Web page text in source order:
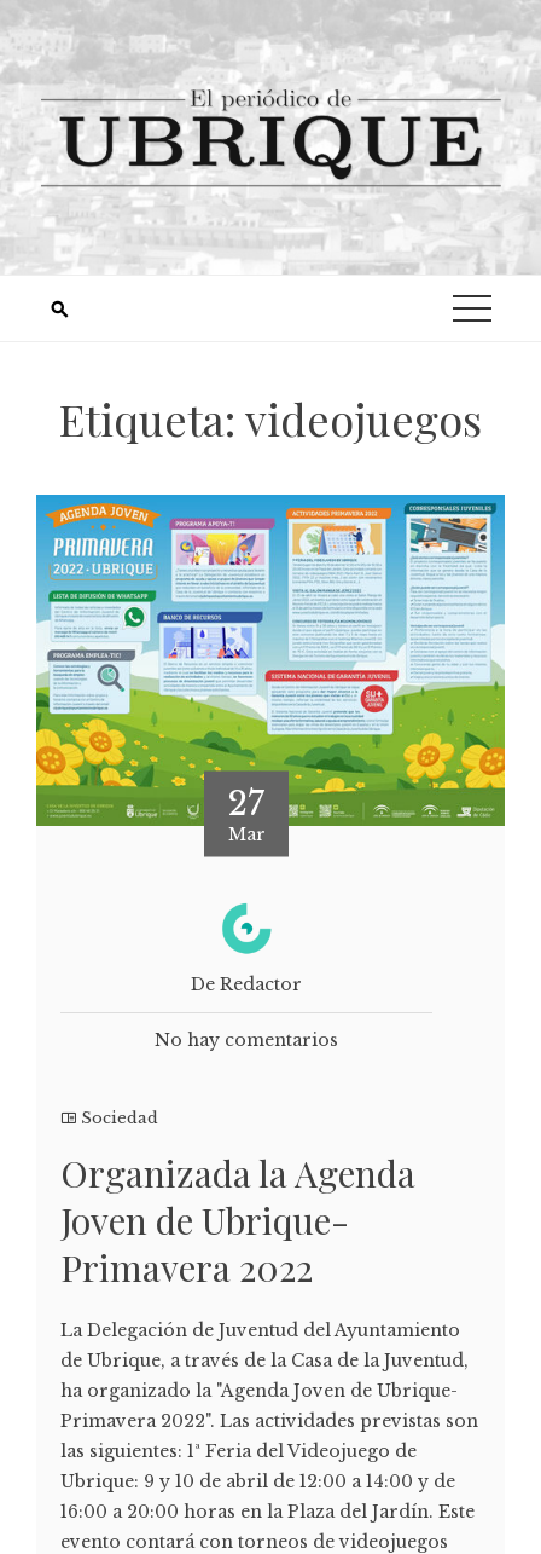
Etiqueta: videojuegos
27
Mar
De Redactor
No hay comentarios
Sociedad
Organizada la Agenda
Joven de Ubrique-
Primavera 2022
La Delegación de Juventud del Ayuntamiento
de Ubrique, a través de la Casa de la Juventud,
ha organizado la "Agenda Joven de Ubrique-
Primavera 2022". Las actividades previstas son
las siguientes: 1ª Feria del Videojuego de
Ubrique: 9 y 10 de abril de 12:00 a 14:00 y de
16:00 a 20:00 horas en la Plaza del Jardín. Este
evento contará con torneos de videojuegos